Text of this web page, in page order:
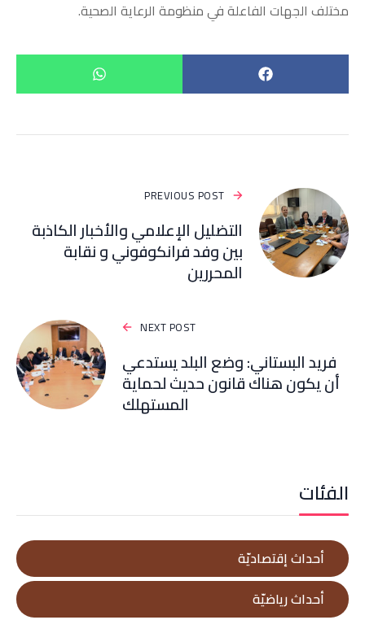
مختلف الجهات الفاعلة في منظومة الرعاية الصحية.
PREVIOUS POST
التضليل الإعلامي والأخبار الكاذبة
بين وفد فرانكوفوني و نقابة
المحررين
NEXT POST
فريد البستاني: وضع البلد يستدعي
أن يكون هناك قانون حديث لحماية
المستهلك
الفئات
أحداث إقتصاديّة
أحداث رياضيّة